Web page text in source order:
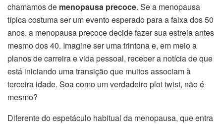
chamamos de menopausa precoce. Se a menopausa
típica costuma ser um evento esperado para a faixa dos 50
anos, a menopausa precoce decide fazer sua estreia antes
mesmo dos 40. Imagine ser uma trintona e, em meio a
planos de carreira e vida pessoal, receber a notícia de que
está iniciando uma transição que muitos associam à
terceira idade. Soa como um verdadeiro plot twist, não é
mesmo?
Diferente do espetáculo habitual da menopausa, que entra